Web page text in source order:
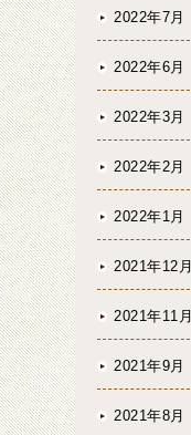
2022年7月
2022年6月
2022年3月
2022年2月
2022年1月
2021年12月
2021年11月
2021年9月
2021年8月